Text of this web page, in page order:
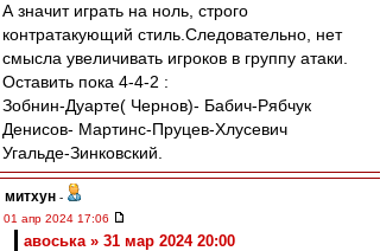
А значит играть на ноль, строго
контратакующий стиль.Следовательно, нет
смысла увеличивать игроков в группу атаки.
Оставить пока 4-4-2 :
Зобнин-Дуарте( Чернов)- Бабич-Рябчук
Денисов- Мартинс-Пруцев-Хлусевич
Угальде-Зинковский.
митхун -
01 апр 2024 17:06
авоська » 31 мар 2024 20:00